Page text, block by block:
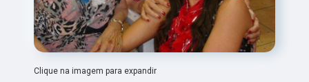
Clique na imagem para expandir